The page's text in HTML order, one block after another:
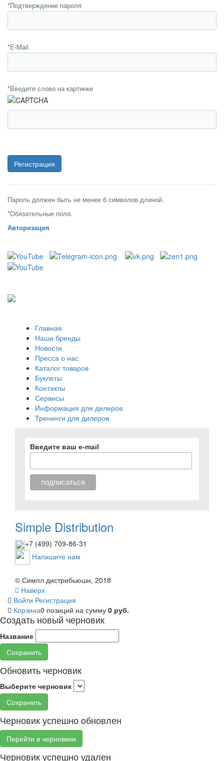
*Подтверждение пароля
*E-Mail
*Введите слово на картинке
Пароль должен быть не менее 6 символов длиной.
*Обязательные поля.
Авторизация
Главная
Наши бренды
Новости
Пресса о нас
Каталог товаров
Буклеты
Контакты
Сервисы
Информация для дилеров
Тренинги для дилеров
Введите ваш e-mail
Simple Distribution
+7 (499) 709-86-31
Напишите нам
© Симпл дистрибьюшн, 2018
Наверх
Войти Регистрация
Корзина0 позиций на сумму 0 руб.
Создать новый черновик
Название
Сохранить
Обновить черновик
Выберите черновик
Сохранить
Черновик успешно обновлен
Перейти в черновики
Черновик успешно удален